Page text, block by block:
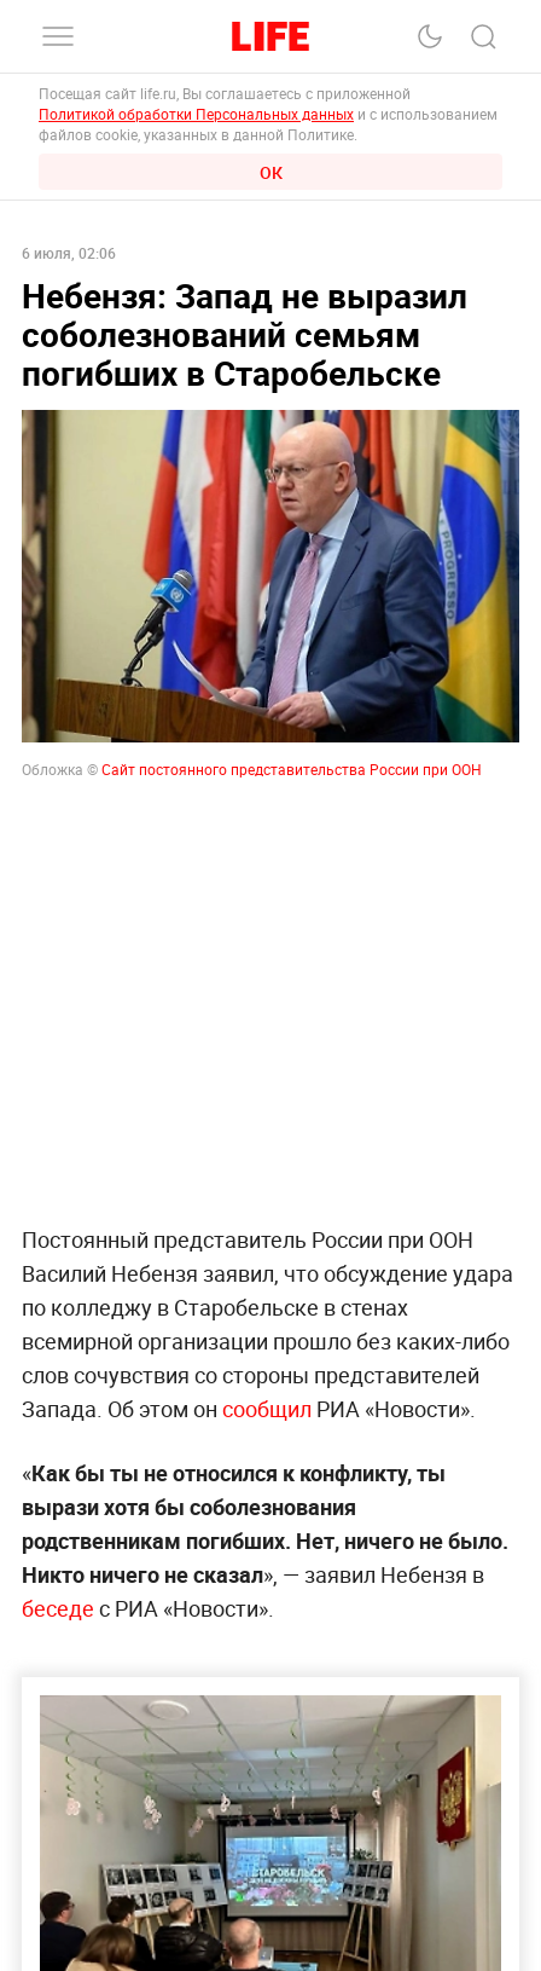
Посещая сайт life.ru, Вы соглашаетесь с приложенной
Политикой обработки Персональных данных и с использованием
файлов cookie, указанных в данной Политике.
ОК
6 июля, 02:06
Небензя: Запад не выразил
соболезнований семьям
погибших в Старобельске
Обложка ©Сайт постоянного представительства России при ООН
Постоянный представитель России при ООН
Василий Небензя заявил, что обсуждение удара
по колледжу в Старобельске в стенах
всемирной организации прошло без каких-либо
слов сочувствия со стороны представителей
Запада. Об этом он сообщил РИА «Новости».
«Как бы ты не относился к конфликту, ты
вырази хотя бы соболезнования
родственникам погибших. Нет, ничего не было.
Никто ничего не сказал», — заявил Небензя в
беседе с РИА «Новости».